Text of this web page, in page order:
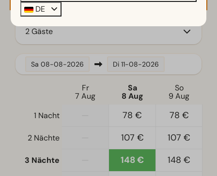
2 Gäste
Sa 08-08-2026 Di 11-08-2026
Fr
7 Aug
Sa
8 Aug
So
9 Aug
1 Nacht
78 € 78 €
2 Nächte 107 € 107 €
3 Nächte 148 € 148 €
DE